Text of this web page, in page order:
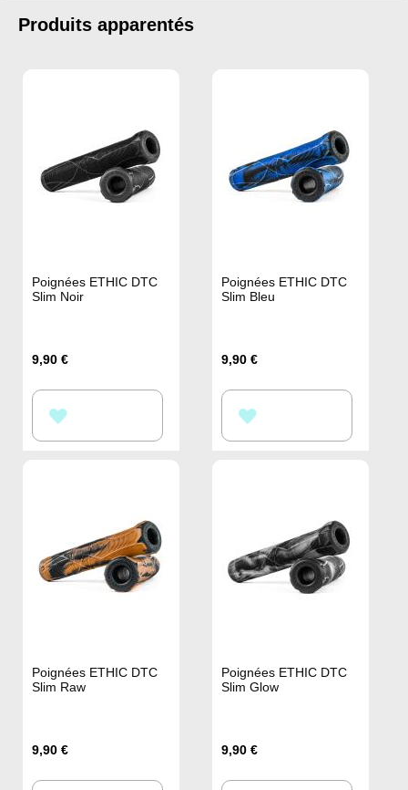
Produits apparentés
Poignées ETHIC DTC
Slim Noir
9,90 €
À
D’ENVIE
Poignées ETHIC DTC
Slim Bleu
9,90 €
À
D’ENVIE
Poignées ETHIC DTC
Slim Raw
9,90 €
Poignées ETHIC DTC
Slim Glow
9,90 €